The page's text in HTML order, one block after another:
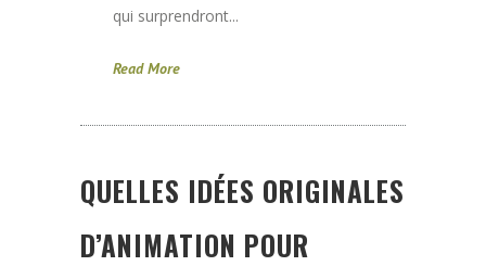
qui surprendront...
Read More
QUELLES IDÉES ORIGINALES
D’ANIMATION POUR